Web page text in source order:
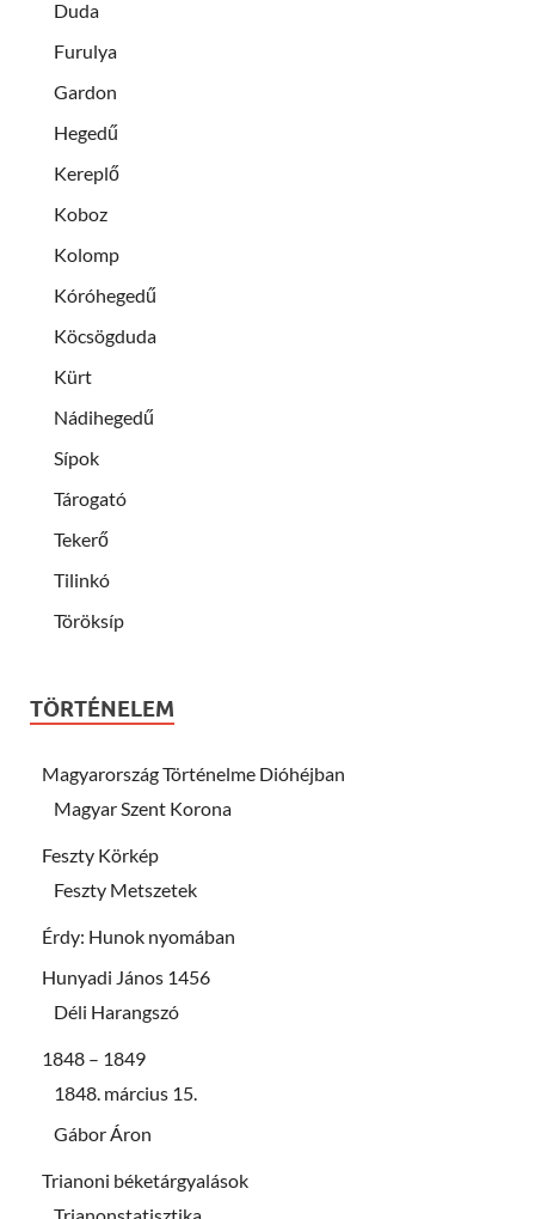
Duda
Furulya
Gardon
Hegedű
Kereplő
Koboz
Kolomp
Kóróhegedű
Köcsögduda
Kürt
Nádihegedű
Sípok
Tárogató
Tekerő
Tilinkó
Töröksíp
TÖRTÉNELEM
Magyarország Történelme Dióhéjban
Magyar Szent Korona
Feszty Körkép
Feszty Metszetek
Érdy: Hunok nyomában
Hunyadi János 1456
Déli Harangszó
1848 – 1849
1848. március 15.
Gábor Áron
Trianoni béketárgyalások